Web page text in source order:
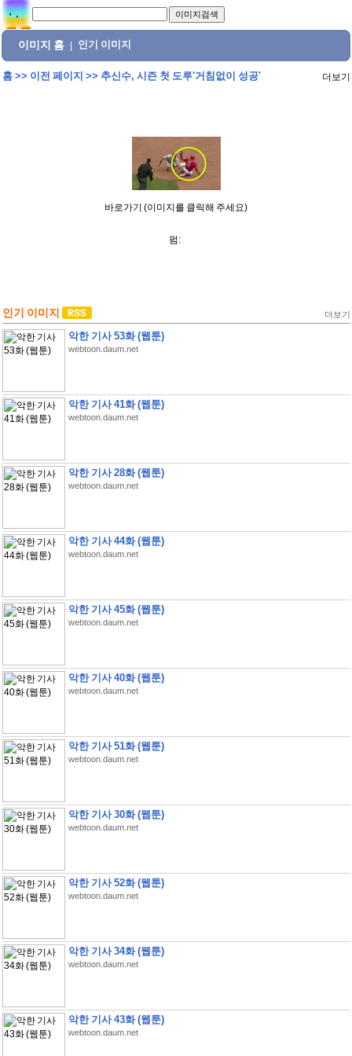
이미지 홈 인기 이미지
홈>> 이전 페이지 >> 추신수, 시즌 첫 도루'거침없이 성공' 더보기
바로가기 (이미지를 클릭해 주세요)
펌:
인기 이미지 더보기
악한 기사 53화 (웹툰)
webtoon.daum.net
악한 기사 41화 (웹툰)
webtoon.daum.net
악한 기사 28화 (웹툰)
webtoon.daum.net
악한 기사 44화 (웹툰)
webtoon.daum.net
악한 기사 45화 (웹툰)
webtoon.daum.net
악한 기사 40화 (웹툰)
webtoon.daum.net
악한 기사 51화 (웹툰)
webtoon.daum.net
악한 기사 30화 (웹툰)
webtoon.daum.net
악한 기사 52화 (웹툰)
webtoon.daum.net
악한 기사 34화 (웹툰)
webtoon.daum.net
악한 기사 43화 (웹툰)
webtoon.daum.net